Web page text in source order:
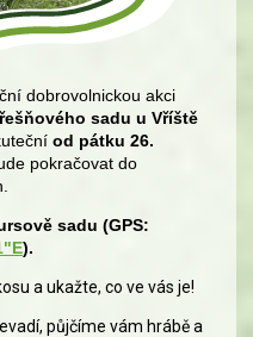
dobrovolnickou akci
sadu u Vříště
od pátku 26.
pokračovat do
sadu (GPS:
).
a ukažte, co ve vás je!
půjčíme vám hrábě a